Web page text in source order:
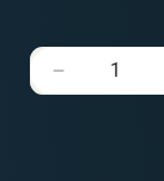
Verringere